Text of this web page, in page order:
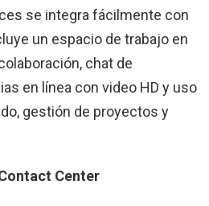
se integra fácilmente con
un espacio de trabajo en
chat de
en línea con video HD y uso
gestión de proyectos y
Center